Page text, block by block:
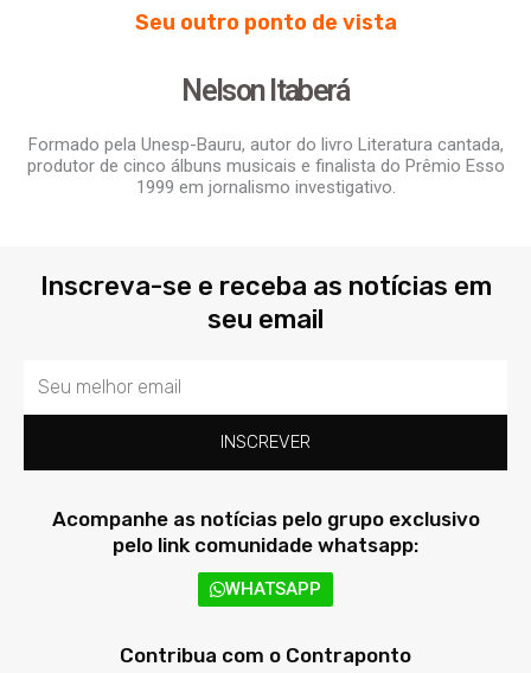
Seu outro ponto de vista
Nelson Itaberá
Formado pela Unesp-Bauru, autor do livro Literatura cantada,
produtor de cinco álbuns musicais e finalista do Prêmio Esso
1999 em jornalismo investigativo.
Inscreva-se e receba as notícias em
seu email
Email
INSCREVER
Acompanhe as notícias pelo grupo exclusivo
pelo link comunidade whatsapp:
WHATSAPP
Contribua com o Contraponto